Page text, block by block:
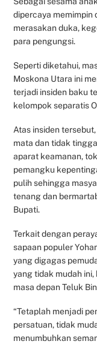
dipercaya memimpin
merasakan duka,
para pengungsi.
Seperti diketahui,
Moskona Utara ini
terjadi insiden baku
kelompok separatis
Atas insiden
mata dan tidak
aparat keamanan,
pemangku
pulih sehingga
tenang dan
Bupati.
Terkait dengan
sapaan populer
yang digagas
yang tidak mudah
masa depan Teluk
“Tetaplah menjadi
persatuan, tidak
menumbuhkan